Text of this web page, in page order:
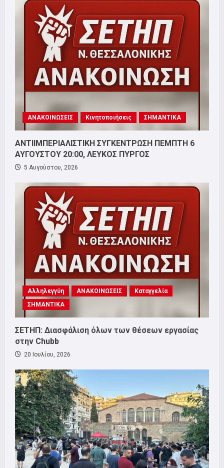
ΑΝΑΚΟΙΝΩΣΕΙΣ Κινητοποιήσεις ΣΗΜΑΝΤΙΚΑ
ΑΝΤΙΙΜΠΕΡΙΑΛΙΣΤΙΚΗ ΣΥΓΚΕΝΤΡΩΣΗ ΠΕΜΠΤΗ 6
ΑΥΓΟΥΣΤΟΥ 20:00, ΛΕΥΚΟΣ ΠΥΡΓΟΣ
5 Αυγούστου, 2026
Αλληλεγγύη ΑΝΑΚΟΙΝΩΣΕΙΣ
Καταγγελία
ΣΗΜΑΝΤΙΚΑ
ΣΕΤΗΠ: Διασφάλιση όλων των θέσεων εργασίας
στην Chubb
20 Ιουλίου, 2026